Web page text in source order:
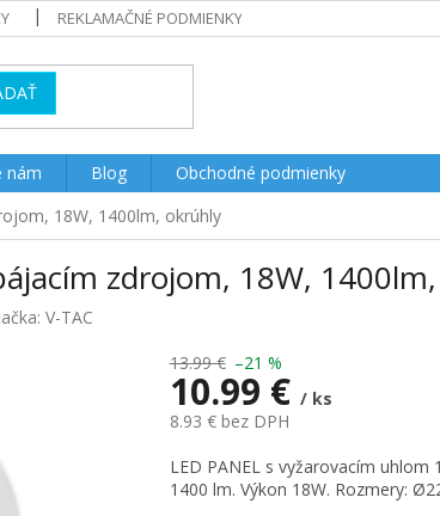
REKLAMAČNÉ PODMIENKY
nám Blog
Obchodné podmienky
18W, 1400lm, okrúhly
zdrojom, 18W,
V-TAC
13.99 € –21 %
10.99 € / ks
8.93 € bez DPH
cena:
LED PANEL s vyžarovacím uhlom
1400 lm. Výkon 18W. Rozmery: